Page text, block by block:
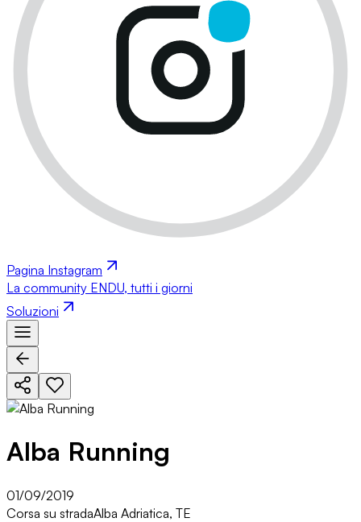
Pagina Instagram
La community ENDU, tutti i giorni
Soluzioni
Alba Running
01/09/2019
Corsa su stradaAlba Adriatica, TE